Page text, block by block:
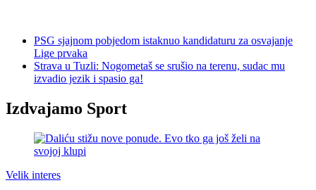
PSG sjajnom pobjedom istaknuo kandidaturu za osvajanje
Lige prvaka
Strava u Tuzli: Nogometaš se srušio na terenu, sudac mu
izvadio jezik i spasio ga!
Izdvajamo Sport
Velik interes